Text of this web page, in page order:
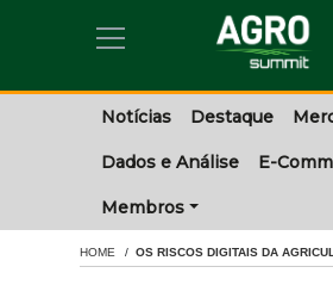
Notícias Destaque
Dados e Análise E-
Membros
HOME OS RISCOS DIGITAIS DA